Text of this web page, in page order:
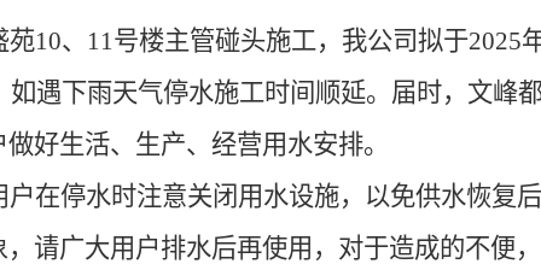
水电气联动报
营商环境
用水查询
用水缴费
苑10、 11号楼主管碰头施工，我公司拟于2025
如遇下雨天气停水施工时间顺延。届时，文峰
好生活、生产、经营用水安排。
户在停水时注意关闭用水设施，以免供水恢复
请广大用户排水后再使用，对于造成的不便，